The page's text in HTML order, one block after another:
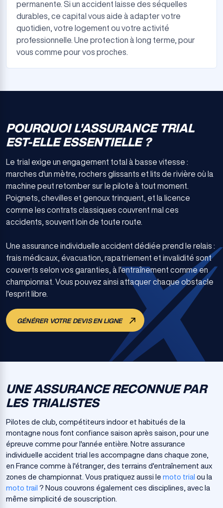
permanente. Si un accident laisse des séquelles
durables, ce capital vous aide à adapter votre
quotidien, votre logement ou votre activité
professionnelle. Une protection à long terme, pour
vous comme pour vos proches.
POURQUOI L'ASSURANCE TRIAL
EST-ELLE ESSENTIELLE ?
Le trial exige un engagement total à basse vitesse :
marches d'un mètre, rochers glissants et lits de rivière où la
machine peut retomber sur le pilote à tout moment.
Poignets, chevilles et genoux trinquent, et la licence
comme les contrats classiques couvrent mal ces
accidents, souvent loin de toute route.
Une assurance individuelle accident dédiée prend le relais :
frais médicaux, évacuation, rapatriement et invalidité sont
couverts selon vos garanties, à l'entraînement comme en
championnat. Vous pouvez ainsi attaquer chaque obstacle
l'esprit libre.
GÉNÉRER VOTRE DEVIS EN LIGNE
UNE ASSURANCE RECONNUE PAR
LES TRIALISTES
Pilotes de club, compétiteurs indoor et habitués de la
montagne nous font confiance saison après saison, pour une
épreuve comme pour l'année entière. Notre assurance
individuelle accident trial les accompagne dans chaque zone,
en France comme à l'étranger, des terrains d'entraînement aux
zones de championnat. Vous pratiquez aussi le moto trial ou la
moto trail ? Nous couvrons également ces disciplines, avec la
même simplicité de souscription.